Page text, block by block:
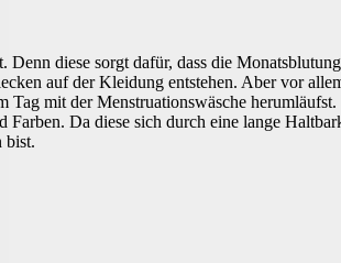
diese sorgt dafür, dass die
auf der Kleidung entstehen. Aber vor
mit der Menstruationswäsche herumläufst.
Da diese sich durch eine lange
bist.